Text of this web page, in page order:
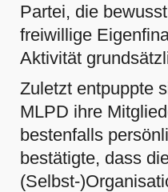
Partei, die
freiwillige
Aktivität
Zuletzt entpuppte
MLPD ihre
bestenfalls
bestätigte, dass
(Selbst-